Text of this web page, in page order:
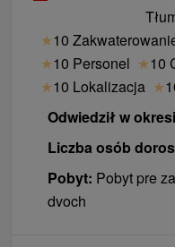
relaksacyjnego)
★10
★10 Personel ★10
★10 Lokalizacja ★
Odwiedził w
Liczba osób
Pobyt: Pobyt pre
dvoch